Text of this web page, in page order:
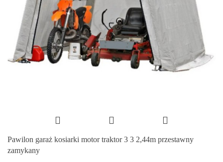
Pawilon garaż kosiarki motor traktor 3 3 2,44m przestawny
zamykany